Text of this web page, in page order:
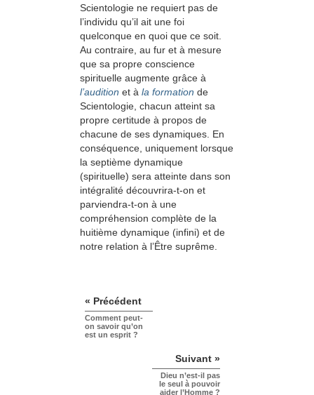
Scientologie ne requiert pas de
l’individu qu’il ait une foi
quelconque en quoi que ce soit.
Au contraire, au fur et à mesure
que sa propre conscience
spirituelle augmente grâce à
l’audition et à la formation de
Scientologie, chacun atteint sa
propre certitude à propos de
chacune de ses dynamiques. En
conséquence, uniquement lorsque
la septième dynamique
(spirituelle) sera atteinte dans son
intégralité découvrira-t-on et
parviendra-t-on à une
compréhension complète de la
huitième dynamique (infini) et de
notre relation à l’Être suprême.
« Précédent
Comment peut-
on savoir qu’on
est un esprit ?
Suivant »
Dieu n’est-il pas
le seul à pouvoir
aider l’Homme ?